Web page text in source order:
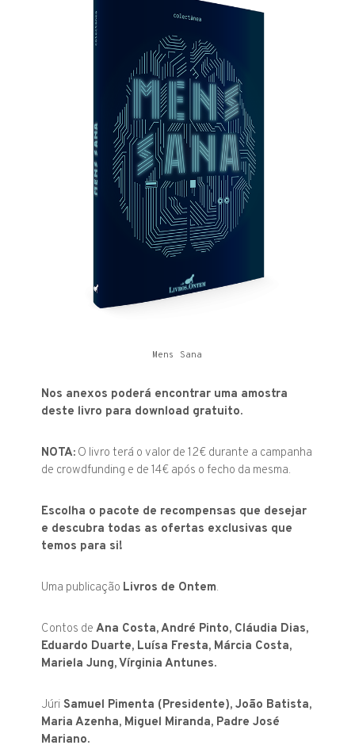
Mens Sana
Nos anexos poderá encontrar uma amostra
deste livro para download gratuito.
NOTA: O livro terá o valor de 12€ durante a campanha
de crowdfunding e de 14€ após o fecho da mesma.
Escolha o pacote de recompensas que desejar
e descubra todas as ofertas exclusivas que
temos para si!
Uma publicação Livros de Ontem.
Contos deAna Costa, André Pinto, Cláudia Dias,
Eduardo Duarte, Luísa Fresta, Márcia Costa,
Mariela Jung, Vírginia Antunes.
Júri Samuel Pimenta (Presidente), João Batista,
Maria Azenha, Miguel Miranda, Padre José
Mariano.